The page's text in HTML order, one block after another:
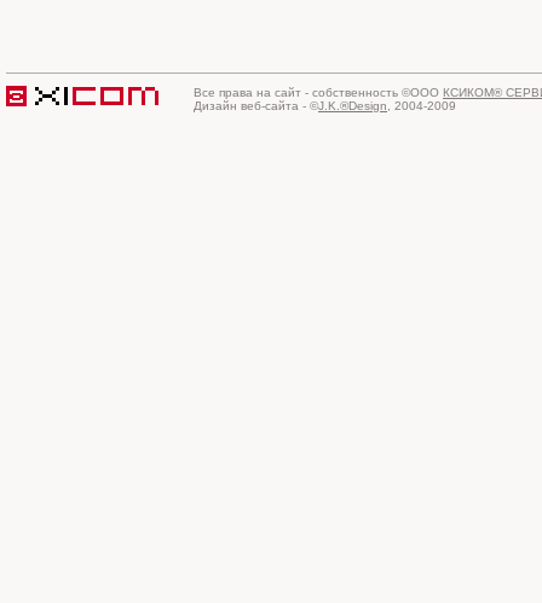
Все права на сайт - собственность ©ООО КСИКОМ®
Дизайн веб-сайта - ©J.K.®Design , 2004-2009